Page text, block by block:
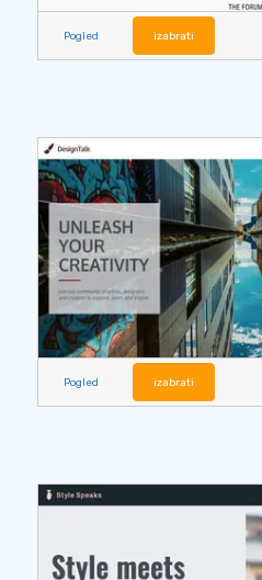
Pogled izabrati
Pogled izabrati